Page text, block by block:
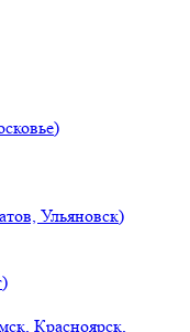
Ульяновск)
Красноярск,